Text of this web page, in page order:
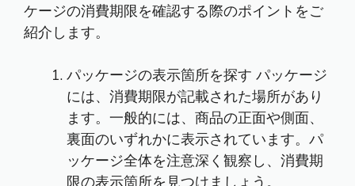
ケージの消費期限を確認する際のポイントをご
紹介します。
パッケージの表示箇所を探す パッケージ
には、消費期限が記載された場所があり
ます。一般的には、商品の正面や側面、
裏面のいずれかに表示されています。パ
ッケージ全体を注意深く観察し、消費期
限の表示箇所を見つけましょう。